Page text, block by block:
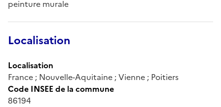
peinture murale
Localisation
Localisation
France ; Nouvelle-Aquitaine ; Vienne ; Poitiers
Code INSEE de la commune
86194